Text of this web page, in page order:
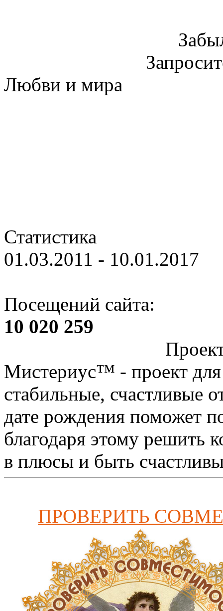
Любви и мира
Статистика
01.03.2011 - 10.01.2017
Посещений сайта:
10 020 259
Мистериус™ - проект для
стабильные, счастливые
дате рождения поможет
благодаря этому решить
в плюсы и быть
ПРОВЕРИТЬ